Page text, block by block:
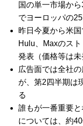
国の単一市場か
でヨーロッパの
昨日今夏から米
Hulu、Maxのス
発表（価格等は未
広告面では全社
が、第2四半期は
る
誰もが一番重要
については、約